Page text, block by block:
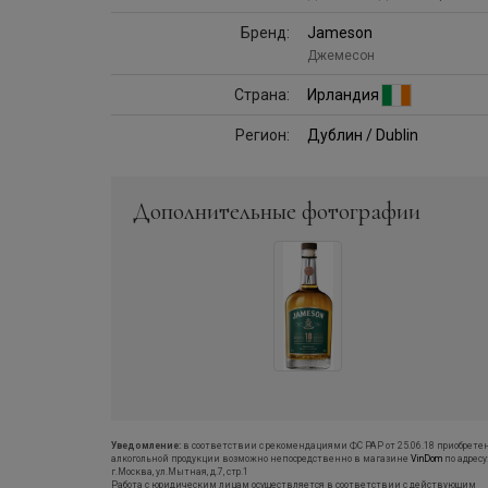
Бренд: Jameson
Джемесон
Страна: Ирландия
Регион: Дублин / Dublin
Дополнительные фотографии
Уведомление: в соответствии с рекомендациями ФС РАР от 25.06.18
алкогольной продукции возможно непосредственно в магазине VinDom по адресу:
г.Москва, ул.Мытная, д.7, стр.1
Работа с юридическим лицам осуществляется в соответствии с действующим